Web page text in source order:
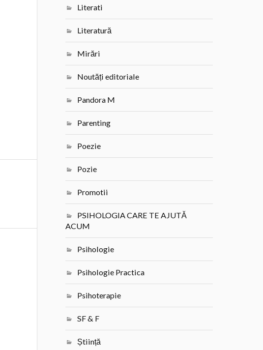
Literati
Literatură
Mirări
Noutăți editoriale
Pandora M
Parenting
Poezie
Pozie
Promotii
PSIHOLOGIA CARE TE AJUTĂ
ACUM
Psihologie
Psihologie Practica
Psihoterapie
SF & F
Știință